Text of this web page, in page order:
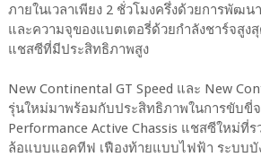
ภายในเวลาเพียง 2 ชั่วโมงครึ่งด้วยการพัฒน
และความจุของแบตเตอรี่ด้วยกำลังชาร์จสูง
แชสซีที่มีประสิทธิภาพสูง
New Continental GT Speed และ New
รุ่นใหม่มาพร้อมกับประสิทธิภาพในการขับขี่
Performance Active Chassis แชสซีใหม่ที่
ล้อแบบแอคทีฟ เฟืองท้ายแบบไฟฟ้า ระบบบั